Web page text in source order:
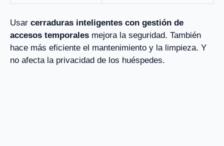
Usar cerraduras inteligentes con gestión de
accesos temporales mejora la seguridad. También
hace más eficiente el mantenimiento y la limpieza. Y
no afecta la privacidad de los huéspedes.